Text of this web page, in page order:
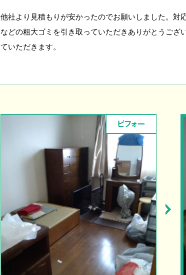
他社より見積もりが安かったのでお願いしました。対
などの粗大ゴミを引き取っていただきありがとうご
ていただきます。
ビフォー